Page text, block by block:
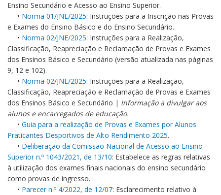
Ensino Secundário e Acesso ao Ensino Superior.
• Norma 01/JNE/2025: Instruções para a Inscrição nas Provas
e Exames do Ensino Básico e do Ensino Secundário.
• Norma 02/JNE/2025: Instruções para a Realização,
Classificação, Reapreciação e Reclamação de Provas e Exames
dos Ensinos Básico e Secundário (versão atualizada nas páginas
9, 12 e 102).
• Norma 02/JNE/2025: Instruções para a Realização,
Classificação, Reapreciação e Reclamação de Provas e Exames
dos Ensinos Básico e Secundário | Informação a divulgar aos
alunos e encarregados de educação.
• Guia para a realização de Provas e Exames por Alunos
Praticantes Desportivos de Alto Rendimento 2025.
• Deliberação da Comissão Nacional de Acesso ao Ensino
Superior n.º 1043/2021, de 13/10: Estabelece as regras relativas
à utilização dos exames finais nacionais do ensino secundário
como provas de ingresso.
• Parecer n.º 4/2022, de 12/07: Esclarecimento relativo à